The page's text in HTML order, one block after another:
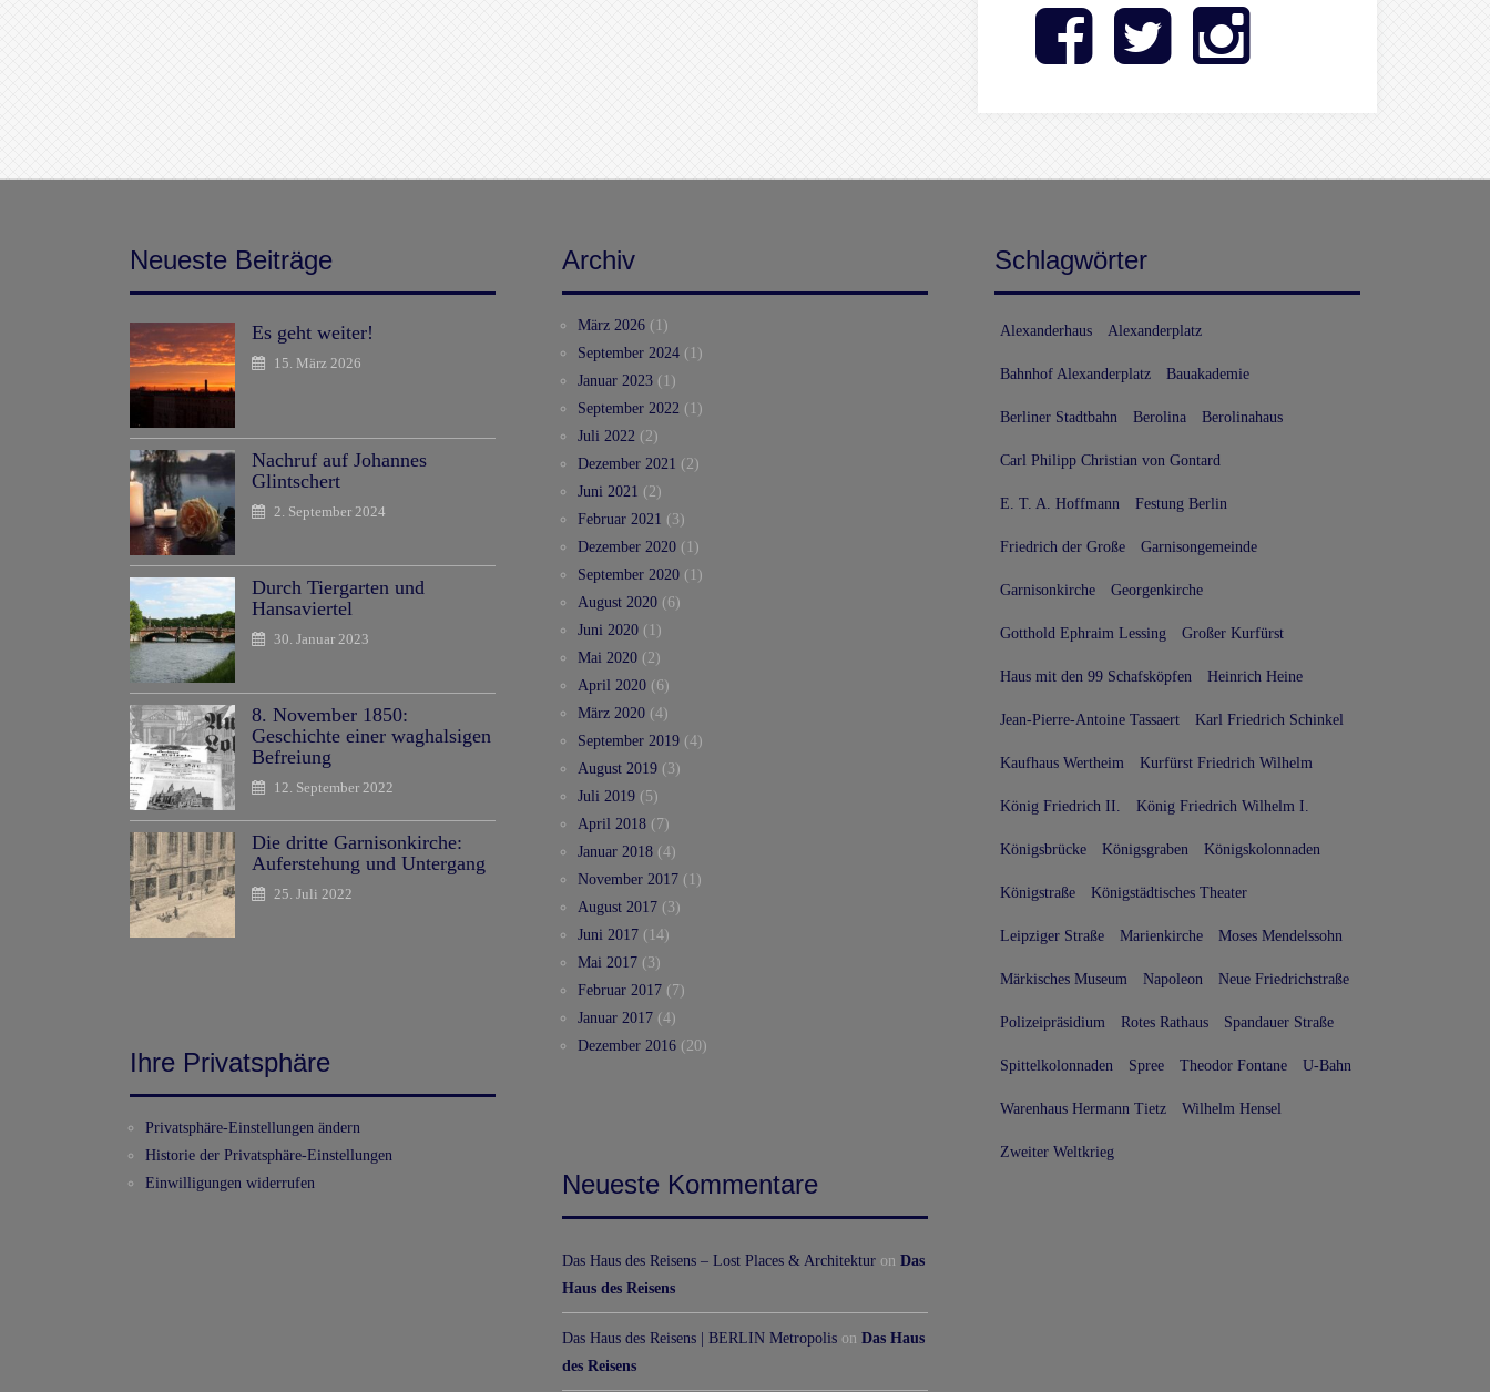
Facebook Twitter Instagram
Neueste Beiträge
Es geht weiter!
15. März 2026
Nachruf auf Johannes
Glintschert
2. September 2024
Durch Tiergarten und
Hansaviertel
30. Januar 2023
8. November 1850:
Geschichte einer waghalsigen
Befreiung
12. September 2022
Die dritte Garnisonkirche:
Auferstehung und Untergang
25. Juli 2022
Ihre Privatsphäre
Privatsphäre-Einstellungen ändern
Historie der Privatsphäre-Einstellungen
Einwilligungen widerrufen
Archiv
März 2026 (1)
September 2024 (1)
Januar 2023 (1)
September 2022 (1)
Juli 2022 (2)
Dezember 2021 (2)
Juni 2021 (2)
Februar 2021 (3)
Dezember 2020 (1)
September 2020 (1)
August 2020 (6)
Juni 2020 (1)
Mai 2020 (2)
April 2020 (6)
März 2020 (4)
September 2019 (4)
August 2019 (3)
Juli 2019 (5)
April 2018 (7)
Januar 2018 (4)
November 2017 (1)
August 2017 (3)
Juni 2017 (14)
Mai 2017 (3)
Februar 2017 (7)
Januar 2017 (4)
Dezember 2016 (20)
Neueste Kommentare
Das Haus des Reisens – Lost Places & Architektur on Das
Haus des Reisens
Das Haus des Reisens | BERLIN Metropolis on Das Haus
des Reisens
Schlagwörter
Alexanderhaus Alexanderplatz
Bahnhof Alexanderplatz Bauakademie
Berliner Stadtbahn Berolina Berolinahaus
Carl Philipp Christian von Gontard
E. T. A. Hoffmann Festung Berlin
Friedrich der Große Garnisongemeinde
Garnisonkirche Georgenkirche
Gotthold Ephraim Lessing Großer Kurfürst
Haus mit den 99 Schafsköpfen Heinrich Heine
Jean-Pierre-Antoine Tassaert Karl Friedrich Schinkel
Kaufhaus Wertheim Kurfürst Friedrich Wilhelm
König Friedrich II. König Friedrich Wilhelm I.
Königsbrücke Königsgraben Königskolonnaden
Königstraße Königstädtisches Theater
Leipziger Straße Marienkirche Moses Mendelssohn
Märkisches Museum Napoleon Neue Friedrichstraße
Polizeipräsidium Rotes Rathaus Spandauer Straße
Spittelkolonnaden Spree Theodor Fontane U-Bahn
Warenhaus Hermann Tietz Wilhelm Hensel
Zweiter Weltkrieg